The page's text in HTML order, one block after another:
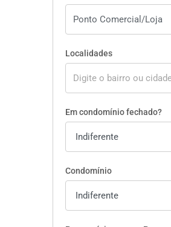
Localidades
Em condomínio fechado?
Condomínio